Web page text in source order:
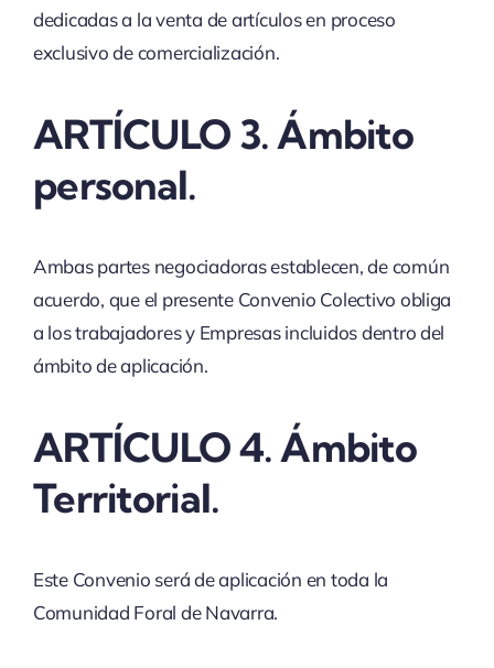
dedicadas a la venta de artículos en proceso
exclusivo de comercialización.
ARTÍCULO 3. Ámbito
personal.
Ambas partes negociadoras establecen, de común
acuerdo, que el presente Convenio Colectivo obliga
a los trabajadores y Empresas incluidos dentro del
ámbito de aplicación.
ARTÍCULO 4. Ámbito
Territorial.
Este Convenio será de aplicación en toda la
Comunidad Foral de Navarra.